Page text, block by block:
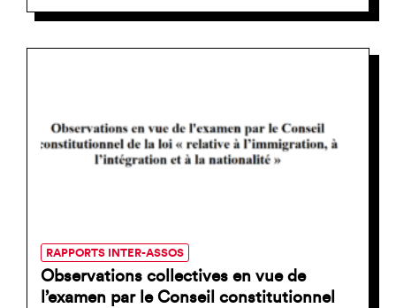
RAPPORTS INTER-ASSOS
Observations collectives en vue de
l’examen par le Conseil constitutionnel